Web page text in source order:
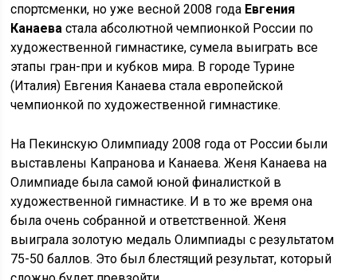
спортсменки, но уже весной 2008 года Евгения
Канаева стала абсолютной чемпионкой России по
художественной гимнастике, сумела выиграть все
этапы гран-при и кубков мира. В городе Турине
(Италия) Евгения Канаева стала европейской
чемпионкой по художественной гимнастике.
На Пекинскую Олимпиаду 2008 года от России были
выставлены Капранова и Канаева. Женя Канаева на
Олимпиаде была самой юной финалисткой в
художественной гимнастике. И в то же время она
была очень собранной и ответственной. Женя
выиграла золотую медаль Олимпиады с результатом
75-50 баллов. Это был блестящий результат, который